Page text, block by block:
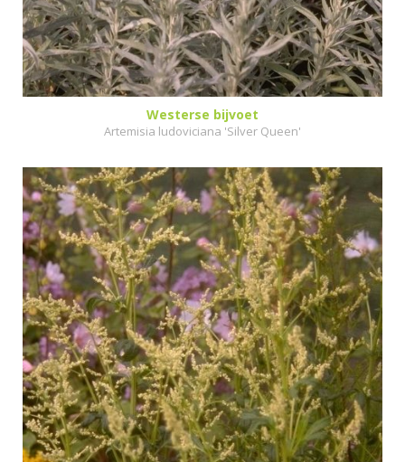
Westerse bijvoet
Artemisia ludoviciana 'Silver Queen'